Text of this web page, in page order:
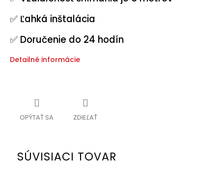
✅ Ľahká inštalácia
✅ Doručenie do 24 hodín
Detailné informácie
OPÝTAŤ SA ZDIEĽAŤ
SÚVISIACI TOVAR